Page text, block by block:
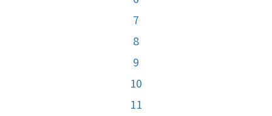
7
8
9
10
11